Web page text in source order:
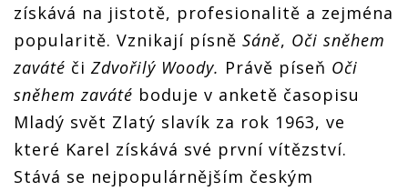
získává na jistotě, profesionalitě a zejména
popularitě. Vznikají písně Sáně, Oči sněhem
zaváté či Zdvořilý Woody. Právě píseň Oči
sněhem zaváté boduje v anketě časopisu
Mladý svět Zlatý slavík za rok 1963, ve
které Karel získává své první vítězství.
Stává se nejpopulárnějším českým